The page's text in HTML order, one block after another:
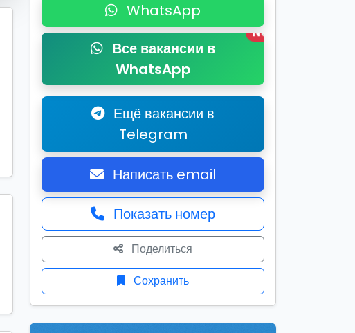
WhatsApp
Все вакансии в
WhatsApp
New
Ещё вакансии в
Telegram
Написать email
Показать номер
Поделиться
Сохранить